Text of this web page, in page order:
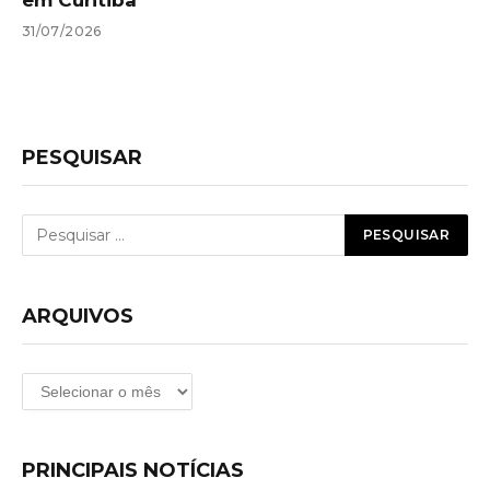
31/07/2026
PESQUISAR
ARQUIVOS
Arquivos
PRINCIPAIS NOTÍCIAS